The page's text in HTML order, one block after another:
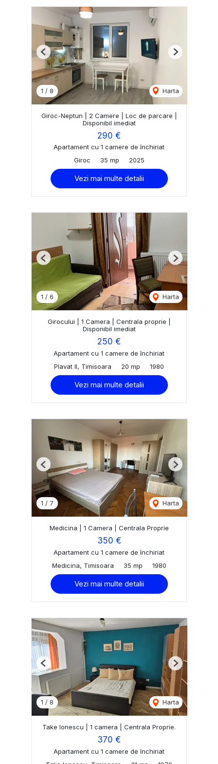
1 / 8 Harta
Previous Next
Giroc-Neptun | 2 Camere | Loc de parcare |
Disponibil imediat
290 €
Apartament cu 1 camere de închiriat
Giroc
35 mp 2025
Vezi mai multe detalii
1 / 6 Harta
Previous Next
Girocului | 1 Camera | Centrala proprie |
Disponibil imediat
250 €
Apartament cu 1 camere de închiriat
Plavat II, Timisoara
20 mp 1980
Vezi mai multe detalii
1 / 7 Harta
Previous Next
Medicina | 1 Camera | Centrala Proprie
350 €
Apartament cu 1 camere de închiriat
Medicina, Timisoara
35 mp 1980
Vezi mai multe detalii
1 / 8 Harta
Previous Next
Take Ionescu | 1 camera | Centrala Proprie.
370 €
Apartament cu 1 camere de închiriat